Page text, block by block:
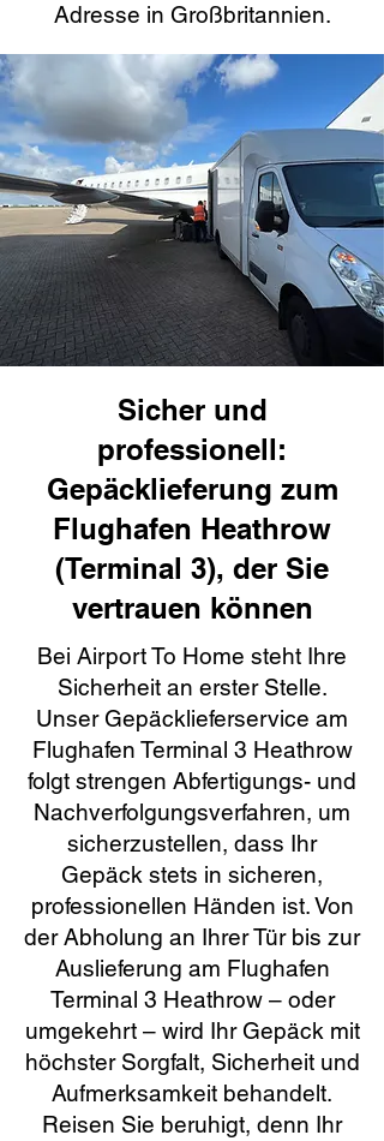
Adresse in Großbritannien.
Sicher und
professionell:
Gepäcklieferung zum
Flughafen Heathrow
(Terminal 3), der Sie
vertrauen können
Bei Airport To Home steht Ihre
Sicherheit an erster Stelle.
Unser Gepäcklieferservice am
Flughafen Terminal 3 Heathrow
folgt strengen Abfertigungs- und
Nachverfolgungsverfahren, um
sicherzustellen, dass Ihr
Gepäck stets in sicheren,
professionellen Händen ist. Von
der Abholung an Ihrer Tür bis zur
Auslieferung am Flughafen
Terminal 3 Heathrow – oder
umgekehrt – wird Ihr Gepäck mit
höchster Sorgfalt, Sicherheit und
Aufmerksamkeit behandelt.
Reisen Sie beruhigt, denn Ihr